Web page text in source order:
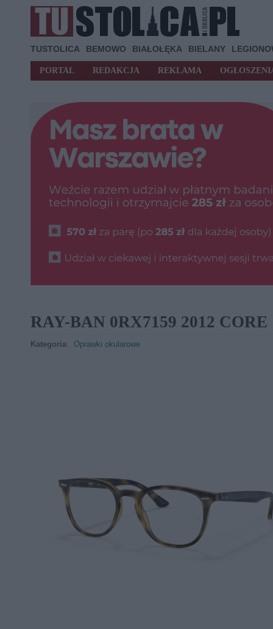
TUSTOLICA BEMOWO BIAŁOŁĘKA BIELANY
PORTAL REDAKCJA REKLAMA
RAY-BAN 0RX7159 2012 CORE
Kategoria: Oprawki okularowe